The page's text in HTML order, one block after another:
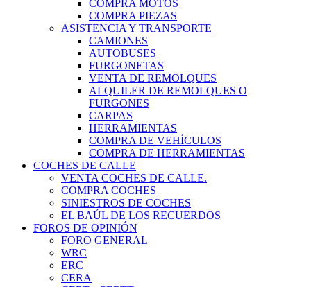
COMPRA MOTOS
COMPRA PIEZAS
ASISTENCIA Y TRANSPORTE
CAMIONES
AUTOBUSES
FURGONETAS
VENTA DE REMOLQUES
ALQUILER DE REMOLQUES O
FURGONES
CARPAS
HERRAMIENTAS
COMPRA DE VEHÍCULOS
COMPRA DE HERRAMIENTAS
COCHES DE CALLE
VENTA COCHES DE CALLE.
COMPRA COCHES
SINIESTROS DE COCHES
EL BAÚL DE LOS RECUERDOS
FOROS DE OPINIÓN
FORO GENERAL
WRC
ERC
CERA